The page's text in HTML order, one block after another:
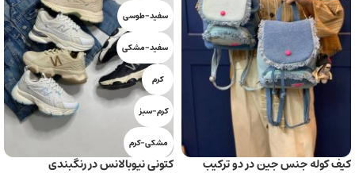
کیف کوله جنس جین در دو‌ ترکیب
سفید-طوسی
سفید-مشکی
کرم
کرم-سبز
مشکی-کرم
کتونی نیوبالانس در رنگبندی